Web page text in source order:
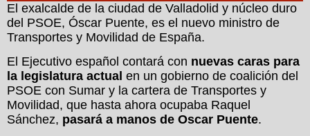
El exalcalde de la ciudad de Valladolid y núcleo duro
del PSOE, Óscar Puente, es el nuevo ministro de
Transportes y Movilidad de España.
El Ejecutivo español contará con nuevas caras para
la legislatura actual en un gobierno de coalición del
PSOE con Sumar y la cartera de Transportes y
Movilidad, que hasta ahora ocupaba Raquel
Sánchez, pasará a manos de Oscar Puente.